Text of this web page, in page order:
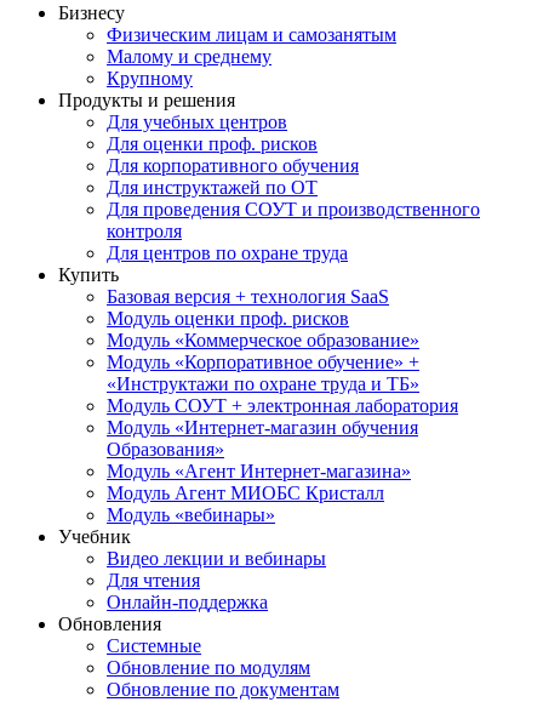
Бизнесу
Физическим лицам и самозанятым
Малому и среднему
Крупному
Продукты и решения
Для учебных центров
Для оценки проф. рисков
Для корпоративного обучения
Для инструктажей по ОТ
Для проведения СОУТ и производственного
контроля
Для центров по охране труда
Купить
Базовая версия + технология SaaS
Модуль оценки проф. рисков
Модуль «Коммерческое образование»
Модуль «Корпоративное обучение» +
«Инструктажи по охране труда и ТБ»
Модуль СОУТ + электронная лаборатория
Модуль «Интернет-магазин обучения
Образования»
Модуль «Агент Интернет-магазина»
Модуль Агент МИОБС Кристалл
Модуль «вебинары»
Учебник
Видео лекции и вебинары
Для чтения
Онлайн-поддержка
Обновления
Системные
Обновление по модулям
Обновление по документам